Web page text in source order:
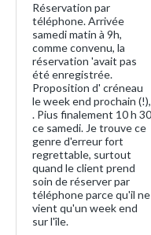
Réservation par
téléphone. Arrivée
samedi matin à 9h,
comme convenu, la
réservation 'avait pas
été enregistrée.
Proposition d' créneau
le week end prochain (!),
. Pius finalement 10 h 30
ce samedi. Je trouve ce
genre d'erreur fort
regrettable, surtout
quand le client prend
soin de réserver par
téléphone parce qu'il ne
vient qu'un week end
sur l'île.